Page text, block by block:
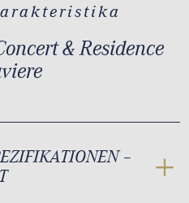
& Residence
–